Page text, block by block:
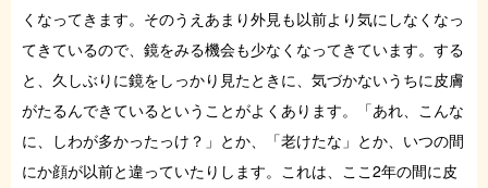
くなってきます。そのうえあまり外見も以前より気にしなくなっ
てきているので、鏡をみる機会も少なくなってきています。する
と、久しぶりに鏡をしっかり見たときに、気づかないうちに皮膚
がたるんできているということがよくあります。「あれ、こんな
に、しわが多かったっけ？」とか、「老けたな」とか、いつの間
にか顔が以前と違っていたりします。これは、ここ2年の間に皮